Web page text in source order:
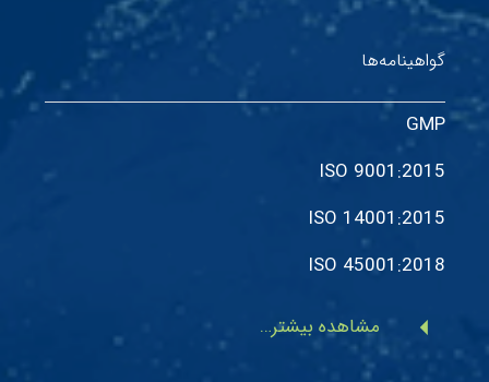
گواهینامه‌ها
GMP
ISO 9001:2015
ISO 14001:2015
ISO 45001:2018
arrow_left مشاهده بیشتر…